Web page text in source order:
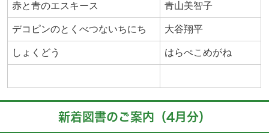
赤と青のエスキース 青山美智子
デコピンのとくべつないちにち 大谷翔平
しょくどう はらぺこめがね
新着図書のご案内（4月分）